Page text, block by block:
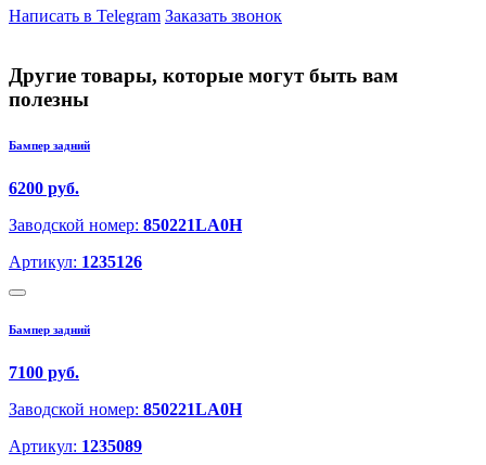
Написать в Telegram Заказать звонок
Другие товары, которые могут быть вам
полезны
Бампер задний
6200 руб.
Заводской номер: 850221LA0H
Артикул: 1235126
Бампер задний
7100 руб.
Заводской номер: 850221LA0H
Артикул: 1235089